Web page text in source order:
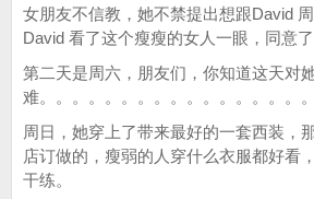
女朋友不信教，她不禁提出想跟David
David 看了这个瘦瘦的女人一眼，同意了
第二天是周六，朋友们，你知道这天对
难。。。。。。。。。。。。。。。。
周日，她穿上了带来最好的一套西装，
店订做的，瘦弱的人穿什么衣服都好看
干练。